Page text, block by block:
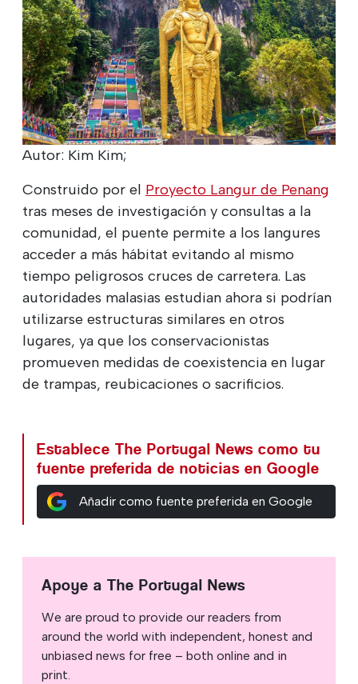
Autor: Kim Kim;
Construido por el Proyecto Langur de Penang
tras meses de investigación y consultas a la
comunidad, el puente permite a los langures
acceder a más hábitat evitando al mismo
tiempo peligrosos cruces de carretera. Las
autoridades malasias estudian ahora si podrían
utilizarse estructuras similares en otros
lugares, ya que los conservacionistas
promueven medidas de coexistencia en lugar
de trampas, reubicaciones o sacrificios.
Establece The Portugal News como tu
fuente preferida de noticias en Google
Añadir como fuente preferida en Google
Apoye a The Portugal News
We are proud to provide our readers from
around the world with independent, honest and
unbiased news for free – both online and in
print.